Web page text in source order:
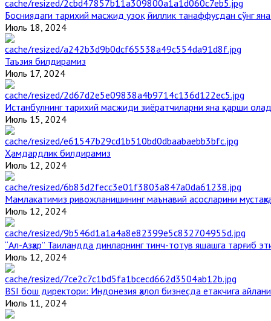
Босниядаги тарихий масжид узоқ йиллик танаффусдан сўнг
Июль 18, 2024
Таъзия билдирамиз
Июль 17, 2024
Истанбулнинг тарихий масжиди зиёратчиларни яна қарши
Июль 15, 2024
Ҳамдардлик билдирамиз
Июль 12, 2024
Мамлакатимиз ривожланишининг маънавий асосларини
Июль 12, 2024
“Ал-Азҳар” Таиландда динларнинг тинч-тотув яшашга тарғиб
Июль 12, 2024
BSI бош директори: Индонезия ҳалол бизнесда етакчига
Июль 11, 2024